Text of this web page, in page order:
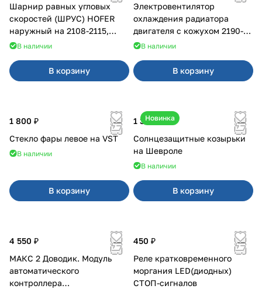
Шарнир равных угловых
скоростей (ШРУС) HOFER
наружный на 2108-2115,
2110-2112
В наличии
В корзину
Электровентилятор
охлаждения радиатора
двигателя с кожухом 2190-
2194 н/о с кондиционером
В наличии
В корзину
1 800 ₽
Стекло фары левое на VST
В наличии
В корзину
Новинка
1 350 ₽
Солнцезащитные козырьки
на Шевроле
В наличии
В корзину
4 550 ₽
МАКС 2 Доводик. Модуль
автоматического
контроллера
450 ₽
Реле кратковременного
моргания LED(диодных)
СТОП-сигналов